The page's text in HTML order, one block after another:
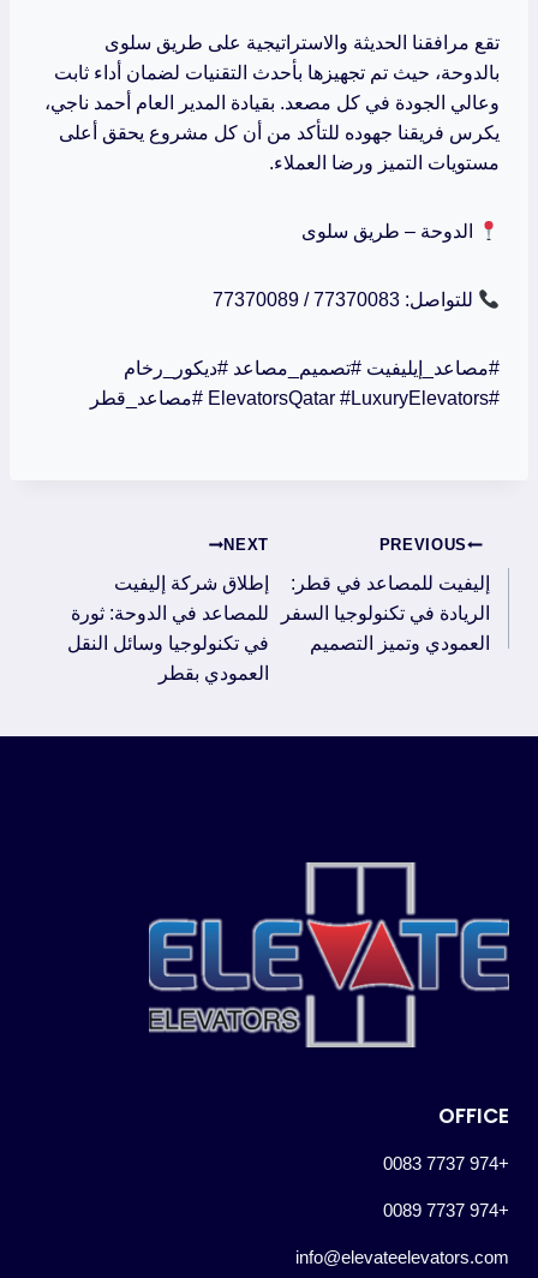
تقع مرافقنا الحديثة والاستراتيجية على طريق سلوى
بالدوحة، حيث تم تجهيزها بأحدث التقنيات لضمان أداء ثابت
وعالي الجودة في كل مصعد. بقيادة المدير العام أحمد ناجي،
يكرس فريقنا جهوده للتأكد من أن كل مشروع يحقق أعلى
مستويات التميز ورضا العملاء.
الدوحة – طريق سلوى
للتواصل: 77370083 / 77370089
#مصاعد_إيليفيت #تصميم_مصاعد #ديكور_رخام
#ElevatorsQatar #LuxuryElevators #مصاعد_قطر
Post
navigation
PREVIOUS
إليفيت للمصاعد في قطر:
الريادة في تكنولوجيا السفر
العمودي وتميز التصميم
NEXT
إطلاق شركة إليفيت
للمصاعد في الدوحة: ثورة
في تكنولوجيا وسائل النقل
العمودي بقطر
OFFICE
+974 7737 0083
+974 7737 0089
info@elevateelevators.com